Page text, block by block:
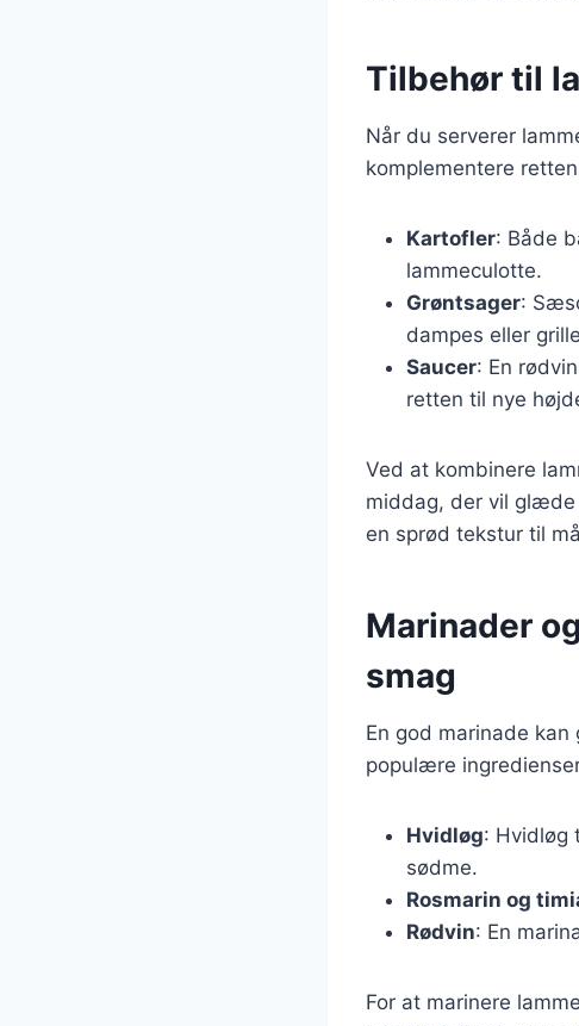
Tilbehør til
Når du serverer
komplementere
Kartofler: Både
lammeculotte.
Grøntsager:
dampes eller
Saucer: En
retten til nye
Ved at kombinere
middag, der vil
en sprød tekstur til
Marinader
smag
En god marinade
populære
Hvidløg: Hvidløg
sødme.
Rosmarin og
Rødvin: En
For at marinere